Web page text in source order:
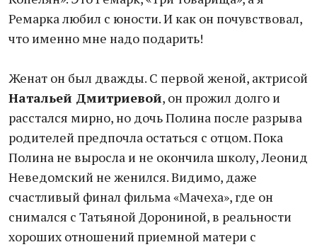
Ремарка любил с юности. И как он почувствовал,
что именно мне надо подарить!
Женат он был дважды. С первой женой, актрисой
Натальей Дмитриевой, он прожил долго и
расстался мирно, но дочь Полина после разрыва
родителей предпочла остаться с отцом. Пока
Полина не выросла и не окончила школу, Леонид
Неведомский не женился. Видимо, даже
счастливый финал фильма «Мачеха», где он
снимался с Татьяной Дорониной, в реальности
хороших отношений приемной матери с